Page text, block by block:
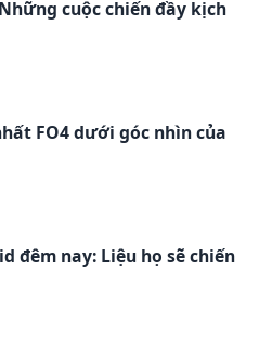
cuộc chiến đầy kịch
FO4 dưới góc nhìn của
đêm nay: Liệu họ sẽ chiến